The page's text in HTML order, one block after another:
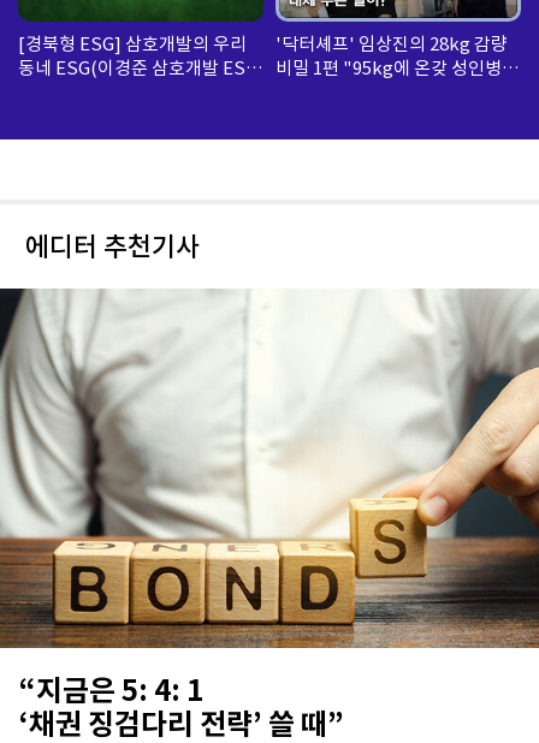
[경북형 ESG] 삼호개발의 우리
동네 ESG(이경준 삼호개발 ESG
'닥터셰프' 임상진의 28kg 감량
비밀 1편 "95kg에 온갖 성인병
에디터 추천기사
“지금은 5: 4: 1
‘채권 징검다리 전략’ 쓸 때”